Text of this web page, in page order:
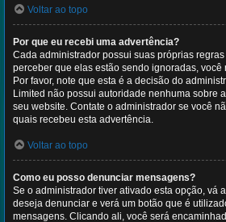
Voltar ao topo
Por que eu recebi uma advertência?
Cada administrador possui suas próprias
perceber que elas estão sendo ignoradas,
Por favor, note que esta é a decisão do
Limited não possui autoridade nenhuma sobre
seu website. Contate o administrador se você
quais recebeu esta advertência.
Voltar ao topo
Como eu posso denunciar mensagens?
Se o administrador tiver ativado esta opção, vá
deseja denunciar e verá um botão que é
mensagens. Clicando ali, você será